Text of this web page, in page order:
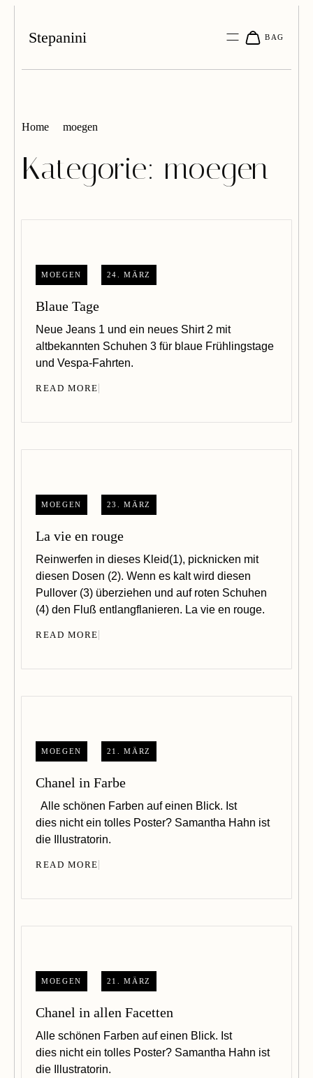
Stepanini
Home moegen
Kategorie: moegen
24. MÄRZ
MOEGEN
Blaue Tage
Neue Jeans 1 und ein neues Shirt 2 mit
altbekannten Schuhen 3 für blaue Frühlingstage
und Vespa-Fahrten.
READ MORE
23. MÄRZ
MOEGEN
La vie en rouge
Reinwerfen in dieses Kleid(1), picknicken mit
diesen Dosen (2). Wenn es kalt wird diesen
Pullover (3) überziehen und auf roten Schuhen
(4) den Fluß entlangflanieren. La vie en rouge.
READ MORE
21. MÄRZ
MOEGEN
Chanel in Farbe
Alle schönen Farben auf einen Blick. Ist
dies nicht ein tolles Poster? Samantha Hahn ist
die Illustratorin.
READ MORE
21. MÄRZ
MOEGEN
Chanel in allen Facetten
Alle schönen Farben auf einen Blick. Ist
dies nicht ein tolles Poster? Samantha Hahn ist
die Illustratorin.